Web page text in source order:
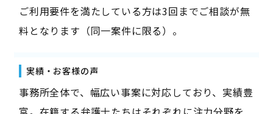
ご利用要件を満たしている方は3回までご相談が無
料となります（同一案件に限る）。
実績・お客様の声
事務所全体で、幅広い事案に対応しており、実績豊